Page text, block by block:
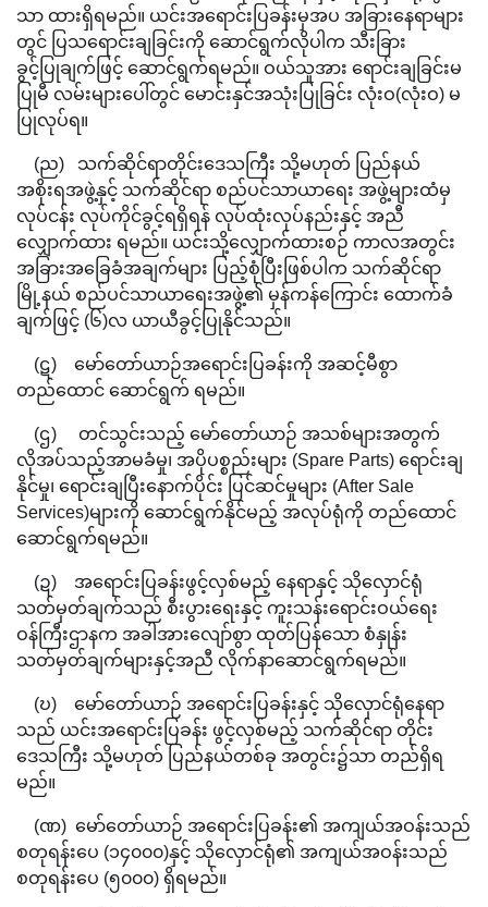
သာ ထားရှိရမည်။ ယင်းအရောင်းပြခန်းမှအပ အခြားနေရာများ
တွင် ပြသရောင်းချခြင်းကို ဆောင်ရွက်လိုပါက သီးခြား
ခွင့်ပြုချက်ဖြင့် ဆောင်ရွက်ရမည်။ ဝယ်သူအား ရောင်းချခြင်းမ
ပြုမီ လမ်းများပေါ်တွင် မောင်းနှင်အသုံးပြုခြင်း လုံးဝ(လုံးဝ) မ
ပြုလုပ်ရ။
(ည) သက်ဆိုင်ရာတိုင်းဒေသကြီး သို့မဟုတ် ပြည်နယ်
အစိုးရအဖွဲ့နှင့် သက်ဆိုင်ရာ စည်ပင်သာယာရေး အဖွဲ့များထံမှ
လုပ်ငန်း လုပ်ကိုင်ခွင့်ရရှိရန် လုပ်ထုံးလုပ်နည်းနှင့် အညီ
လျှောက်ထား ရမည်။ ယင်းသို့လျှောက်ထားစဉ် ကာလအတွင်း
အခြားအခြေခံအချက်များ ပြည့်စုံပြီးဖြစ်ပါက သက်ဆိုင်ရာ
မြို့နယ် စည်ပင်သာယာရေးအဖွဲ့၏ မှန်ကန်ကြောင်း ထောက်ခံ
ချက်ဖြင့် (၆)လ ယာယီခွင့်ပြုနိုင်သည်။
(ဋ) မော်တော်ယာဉ်အရောင်းပြခန်းကို အဆင့်မီစွာ
တည်ထောင် ဆောင်ရွက် ရမည်။
(ဌ) တင်သွင်းသည့် မော်တော်ယာဉ် အသစ်များအတွက်
လိုအပ်သည့်အာမခံမှု၊ အပိုပစ္စည်းများ (Spare Parts) ရောင်းချ
နိုင်မှု၊ ရောင်းချပြီးနောက်ပိုင်း ပြင်ဆင်မှုများ (After Sale
Services)များကို ဆောင်ရွက်နိုင်မည့် အလုပ်ရုံကို တည်ထောင်
ဆောင်ရွက်ရမည်။
(ဍ) အရောင်းပြခန်းဖွင့်လှစ်မည့် နေရာနှင့် သိုလှောင်ရုံ
သတ်မှတ်ချက်သည် စီးပွားရေးနှင့် ကူးသန်းရောင်းဝယ်ရေး
ဝန်ကြီးဌာနက အခါအားလျော်စွာ ထုတ်ပြန်သော စံနှုန်း
သတ်မှတ်ချက်များနှင့်အညီ လိုက်နာဆောင်ရွက်ရမည်။
(ဎ) မော်တော်ယာဉ် အရောင်းပြခန်းနှင့် သိုလှောင်ရုံနေရာ
သည် ယင်းအရောင်းပြခန်း ဖွင့်လှစ်မည့် သက်ဆိုင်ရာ တိုင်း
ဒေသကြီး သို့မဟုတ် ပြည်နယ်တစ်ခု အတွင်း၌သာ တည်ရှိရ
မည်။
(ဏ) မော်တော်ယာဉ် အရောင်းပြခန်း၏ အကျယ်အဝန်းသည်
စတုရန်းပေ (၁၄၀၀၀)နှင့် သိုလှောင်ရုံ၏ အကျယ်အဝန်းသည်
စတုရန်းပေ (၅၀၀၀) ရှိရမည်။